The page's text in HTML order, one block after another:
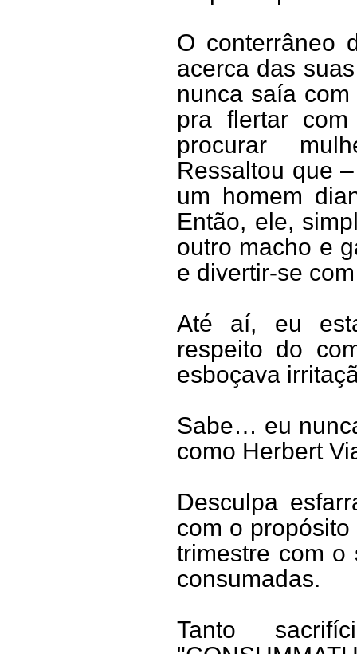
O conterrâneo
acerca das
nunca saía
pra flertar
procurar
Ressaltou que
um homem
Então, ele,
outro macho e
e divertir-se
Até aí, eu
respeito do
esboçava
Sabe… eu
como Herbert
Desculpa
com o
trimestre com o
consumadas.
Tanto